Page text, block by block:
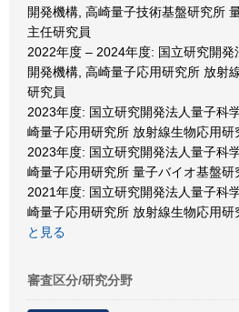
開発機構, 高崎量子技術基盤研究所
主任研究員
2022年度 – 2024年度: 国立研究開
開発機構, 高崎量子応用研究所 放射
研究員
2023年度: 国立研究開発法人量子科
崎量子応用研究所 放射線生物応用研
2023年度: 国立研究開発法人量子科
崎量子応用研究所 量子バイオ基盤研
2021年度: 国立研究開発法人量子科
崎量子応用研究所 放射線生物応用研
と見る
審査区分/研究分野